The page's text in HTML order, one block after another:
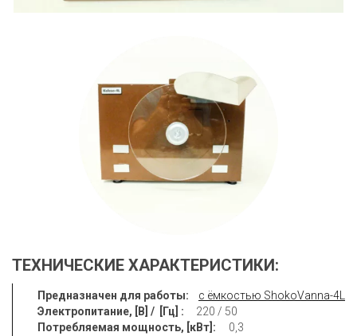
ТЕХНИЧЕСКИЕ ХАРАКТЕРИСТИКИ:
Предназначен для работы:
c ёмкостью ShokoVanna-4L
Электропитание, [В] /  [Гц] :
Потребляемая мощность, [кВт]: